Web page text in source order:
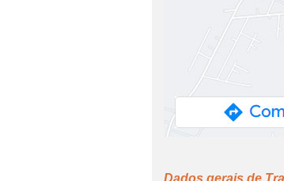
Dados gerais de